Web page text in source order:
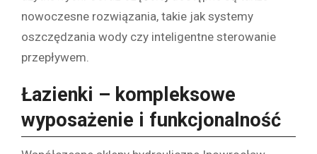
nowoczesne rozwiązania, takie jak systemy
oszczędzania wody czy inteligentne sterowanie
przepływem.
Łazienki – kompleksowe
wyposażenie i funkcjonalność